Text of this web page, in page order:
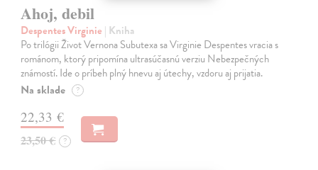
Ahoj, debil
Despentes Virginie | Kniha
Po trilógii Život Vernona Subutexa sa Virginie Despentes vracia s
románom, ktorý pripomína ultrasúčasnú verziu Nebezpečných
známostí. Ide o príbeh plný hnevu aj útechy, vzdoru aj prijatia.
Na sklade ?
22,33 €
23,50 € ?